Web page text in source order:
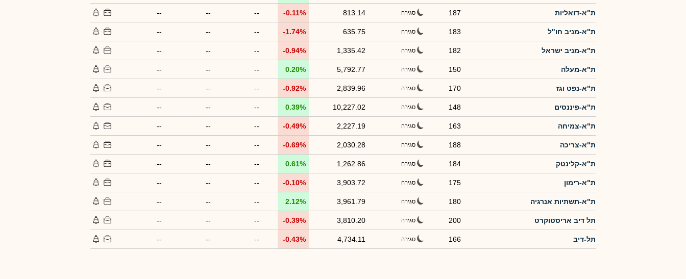
ת"א-דואליות 187 סגירה 813.14
-0.11%
--
--
--
ת"א-מניב חו"ל 183 סגירה 635.75
-1.74%
--
--
--
ת"א-מניב ישראל 182 סגירה 1,335.42
-0.94%
--
--
--
ת"א-מעלה 150 סגירה 5,792.77
0.20%
--
--
--
ת"א-נפט וגז 170 סגירה 2,839.96
-0.92%
--
--
--
ת"א-פיננסים 148 סגירה 10,227.02
0.39%
--
--
--
ת"א-צמיחה 163 סגירה 2,227.19
-0.49%
--
--
--
ת"א-צריכה 188 סגירה 2,030.28
-0.69%
--
--
--
ת"א-קלינטק 184 סגירה 1,262.86
0.61%
--
--
--
ת"א-רימון 175 סגירה 3,903.72
-0.10%
--
--
--
ת"א-תשתיות אנרגיה 180 סגירה 3,961.79
2.12%
--
--
--
תל דיב אריסטוקרט 200 סגירה 3,810.20
-0.39%
--
--
--
תל-דיב 166 סגירה 4,734.11
-0.43%
--
--
--